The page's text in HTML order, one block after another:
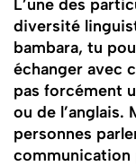
L’une des
diversité
bambara, tu
échanger avec
pas forcément
ou de l’anglais.
personnes
communication